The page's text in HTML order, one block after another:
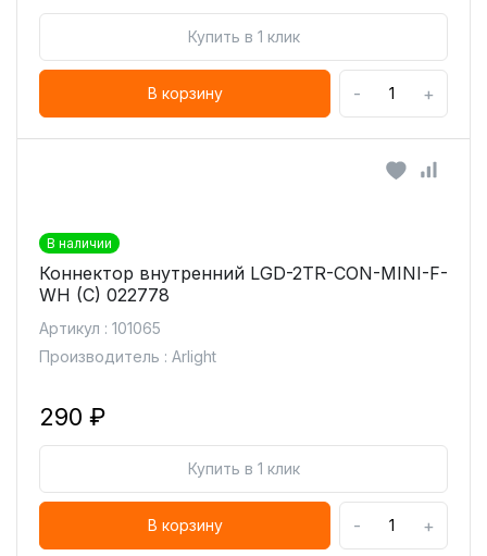
Купить в 1 клик
В корзину - +
В наличии
Коннектор внутренний LGD-2TR-CON-MINI-F-
WH (C) 022778
Артикул : 101065
Производитель : Arlight
290 ₽
Купить в 1 клик
В корзину - +